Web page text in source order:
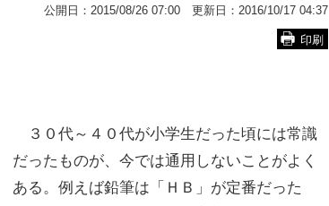
公開日： 2015/08/26 07:00 更新日： 2016/10/17 04:37
印刷
３０代～４０代が小学生だった頃には常識
だったものが、今では通用しないことがよく
ある。例えば鉛筆は「ＨＢ」が定番だった